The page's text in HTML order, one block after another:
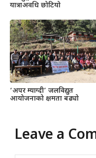
यात्राअवधि छोटियो
‘अपर म्याग्दी’ जलविद्युत
आयोजनाको क्षमता बढ्यो
Leave a